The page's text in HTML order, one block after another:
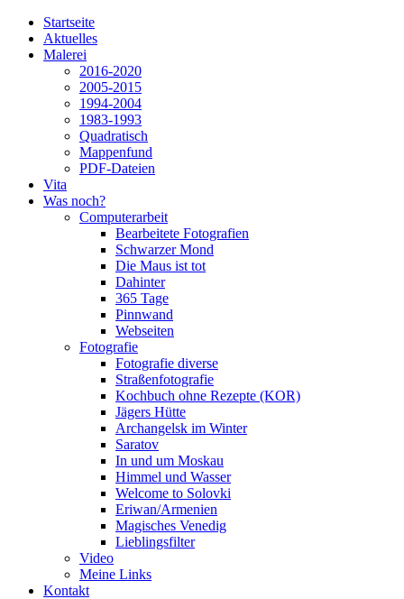
Startseite
Aktuelles
Malerei
2016-2020
2005-2015
1994-2004
1983-1993
Quadratisch
Mappenfund
PDF-Dateien
Vita
Was noch?
Computerarbeit
Bearbeitete Fotografien
Schwarzer Mond
Die Maus ist tot
Dahinter
365 Tage
Pinnwand
Webseiten
Fotografie
Fotografie diverse
Straßenfotografie
Kochbuch ohne Rezepte (KOR)
Jägers Hütte
Archangelsk im Winter
Saratov
In und um Moskau
Himmel und Wasser
Welcome to Solovki
Eriwan/Armenien
Magisches Venedig
Lieblingsfilter
Video
Meine Links
Kontakt